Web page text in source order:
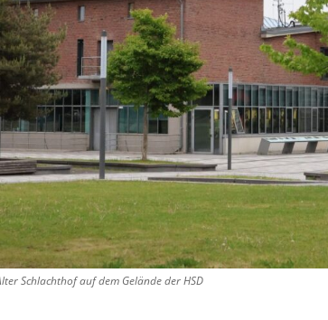
Schlachthof auf dem Gelände der HSD